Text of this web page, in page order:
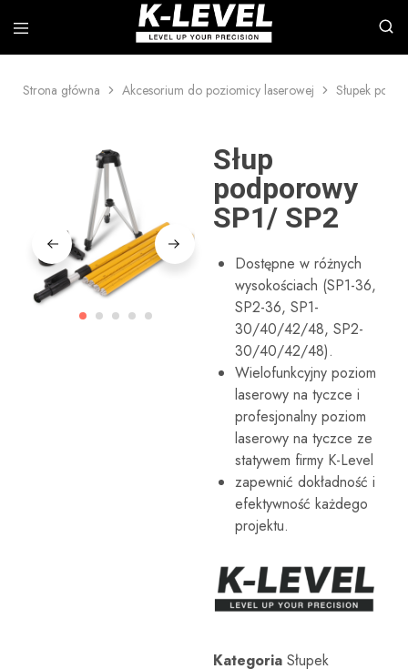
k-
Wiodący
producent
precyzyjnych
przyrządów
pomiarowych
Specjalizujemy
badaniach,
rozwoju
i
produkcji
profesjonalnych
narzędzi
pomiarowych
laserowych,
w
tym
laserów
laserów
Strona główna Akcesorium do poziomicy laserowej Słupek
Słup
podporowy
SP1/ SP2
Dostępne w różnych
wysokościach (SP1-36,
SP2-36, SP1-
30/40/42/48, SP2-
30/40/42/48).
Wielofunkcyjny poziom
laserowy na tyczce i
profesjonalny poziom
laserowy na tyczce ze
statywem firmy K-Level
zapewnić dokładność i
efektywność każdego
projektu.
Kategoria Słupek